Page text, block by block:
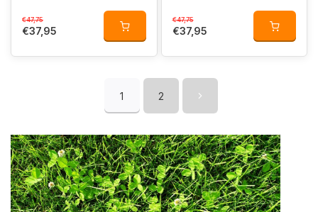
€47,75
€37,95
€47,75
€37,95
1 2